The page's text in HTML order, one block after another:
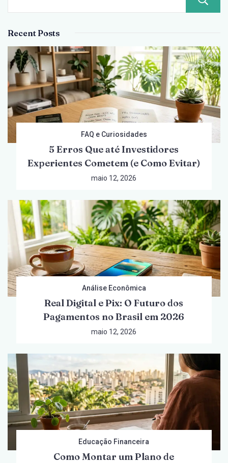
Recent Posts
FAQ e Curiosidades
5 Erros Que até Investidores
Experientes Cometem (e Como Evitar)
maio 12, 2026
Análise Econômica
Real Digital e Pix: O Futuro dos
Pagamentos no Brasil em 2026
maio 12, 2026
Educação Financeira
Como Montar um Plano de